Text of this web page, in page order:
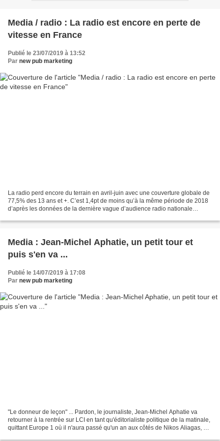
Media / radio : La radio est encore en perte de
vitesse en France
Publié le 23/07/2019 à 13:52
Par new pub marketing
La radio perd encore du terrain en avril-juin avec une couverture globale de
77,5% des 13 ans et +. C’est 1,4pt de moins qu’à la même période de 2018
d’après les données de la dernière vague d’audience radio nationale
Media : Jean-Michel Aphatie, un petit tour et
puis s'en va ...
Publié le 14/07/2019 à 17:08
Par new pub marketing
"Le donneur de leçon" ... Pardon, le journaliste, Jean-Michel Aphatie va
retourner à la rentrée sur LCI en tant qu'éditorialiste politique de la matinale,
quittant Europe 1 où il n'aura passé qu'un an aux côtés de Nikos Aliagas, a